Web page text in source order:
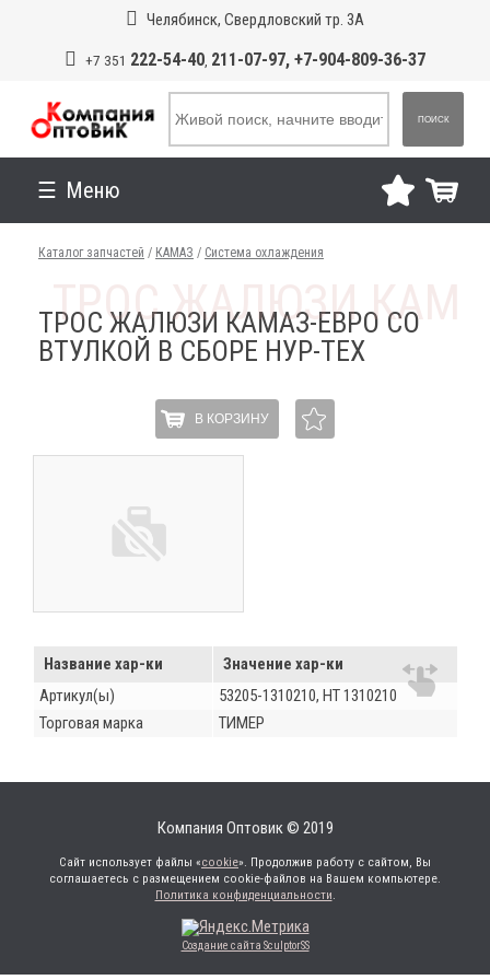
Челябинск, Свердловский тр. 3А
+7 351 222-54-40, 211-07-97, +7-904-809-36-37
ПОИСК
Меню
Каталог запчастей / КАМАЗ / Система охлаждения
ТРОС ЖАЛЮЗИ КАМАЗ-ЕВРО СО
ВТУЛКОЙ В СБОРЕ НУР-ТЕХ
В КОРЗИНУ
Название хар-ки
Значение хар-ки
Артикул(ы)
53205-1310210, HT 1310210
Торговая марка
ТИМЕР
Компания Оптовик © 2019
Сайт использует файлы «cookie». Продолжив работу с сайтом, Вы
соглашаетесь с размещением cookie-файлов на Вашем компьютере.
Политика конфиденциальности.
Создание сайта SculptorSS